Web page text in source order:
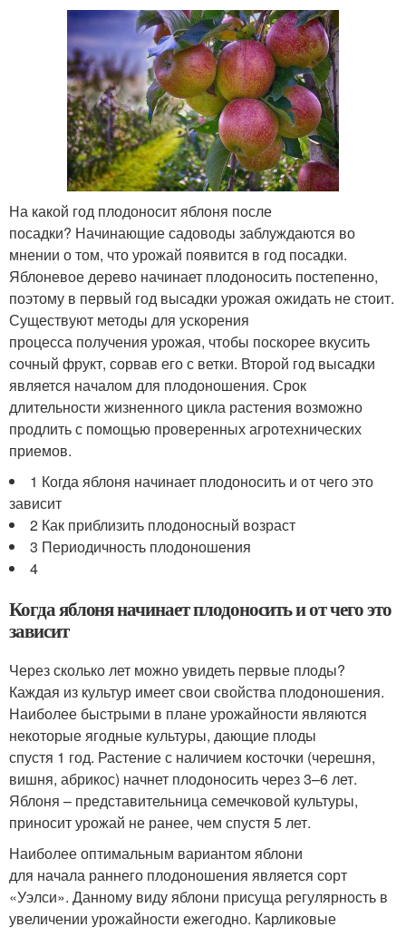
На какой год плодоносит яблоня после
посадки? Начинающие садоводы заблуждаются во
мнении о том, что урожай появится в год посадки.
Яблоневое дерево начинает плодоносить постепенно,
поэтому в первый год высадки урожая ожидать не стоит.
Существуют методы для ускорения
процесса получения урожая, чтобы поскорее вкусить
сочный фрукт, сорвав его с ветки. Второй год высадки
является началом для плодоношения. Срок
длительности жизненного цикла растения возможно
продлить с помощью проверенных агротехнических
приемов.
1 Когда яблоня начинает плодоносить и от чего это
зависит
2 Как приблизить плодоносный возраст
3 Периодичность плодоношения
4
Когда яблоня начинает плодоносить и от чего это
зависит
Через сколько лет можно увидеть первые плоды?
Каждая из культур имеет свои свойства плодоношения.
Наиболее быстрыми в плане урожайности являются
некоторые ягодные культуры, дающие плоды
спустя 1 год. Растение с наличием косточки (черешня,
вишня, абрикос) начнет плодоносить через 3–6 лет.
Яблоня – представительница семечковой культуры,
приносит урожай не ранее, чем спустя 5 лет.
Наиболее оптимальным вариантом яблони
для начала раннего плодоношения является сорт
«Уэлси». Данному виду яблони присуща регулярность в
увеличении урожайности ежегодно. Карликовые